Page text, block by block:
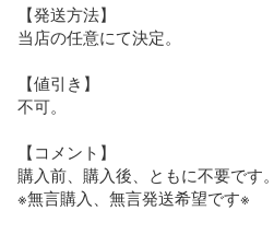
【発送方法】
当店の任意にて決定。
【値引き】
不可。
【コメント】
購入前、購入後、ともに不要です。
※無言購入、無言発送希望です※